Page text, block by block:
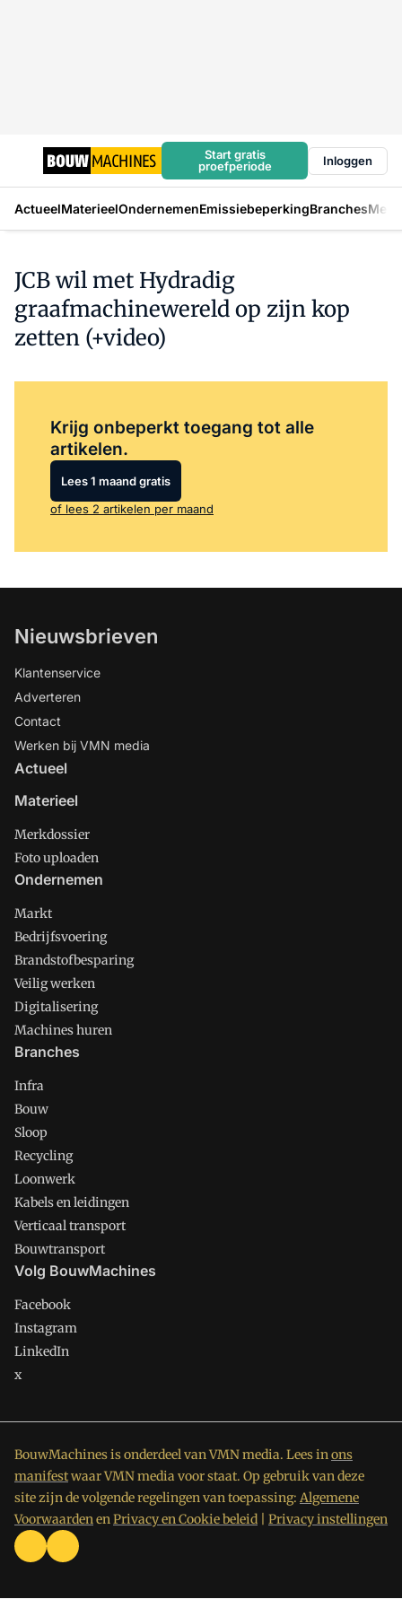
Start gratis
proefperiode
Inloggen
ActueelMaterieelOndernemenEmissiebeperkingBranches
JCB wil met Hydradig
graafmachinewereld op zijn kop
zetten (+video)
Krijg onbeperkt toegang tot alle
artikelen.
Lees 1 maand gratis
of lees 2 artikelen per maand
Nieuwsbrieven
Klantenservice
Adverteren
Contact
Werken bij VMN media
Actueel
Materieel
Merkdossier
Foto uploaden
Ondernemen
Markt
Bedrijfsvoering
Brandstofbesparing
Veilig werken
Digitalisering
Machines huren
Branches
Infra
Bouw
Sloop
Recycling
Loonwerk
Kabels en leidingen
Verticaal transport
Bouwtransport
Volg BouwMachines
Facebook
Instagram
LinkedIn
x
BouwMachines is onderdeel van VMN media. Lees inons
manifestwaar VMN media voor staat. Op gebruik van deze
site zijn de volgende regelingen van toepassing: Algemene
VoorwaardenenPrivacy en Cookie beleid Privacy instellingen